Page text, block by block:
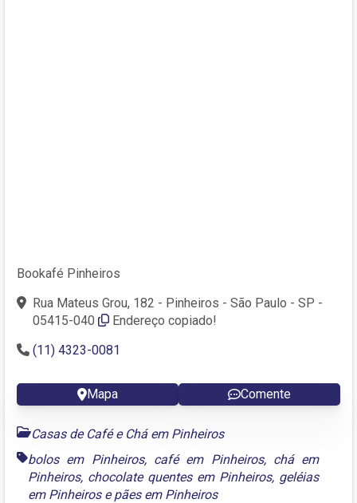
Bookafé Pinheiros
Rua Mateus Grou, 182 - Pinheiros - São Paulo - SP -
05415-040
Endereço copiado!
(11) 4323-0081
Mapa Comente
Casas de Café e Chá em Pinheiros
bolos em Pinheiros, café em Pinheiros, chá em
Pinheiros, chocolate quentes em Pinheiros, geléias
em Pinheirosepães em Pinheiros